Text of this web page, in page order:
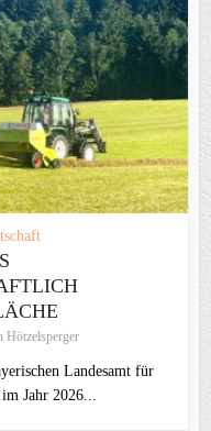
Hötzelsperger
Landesamt für
Jahr 2026...